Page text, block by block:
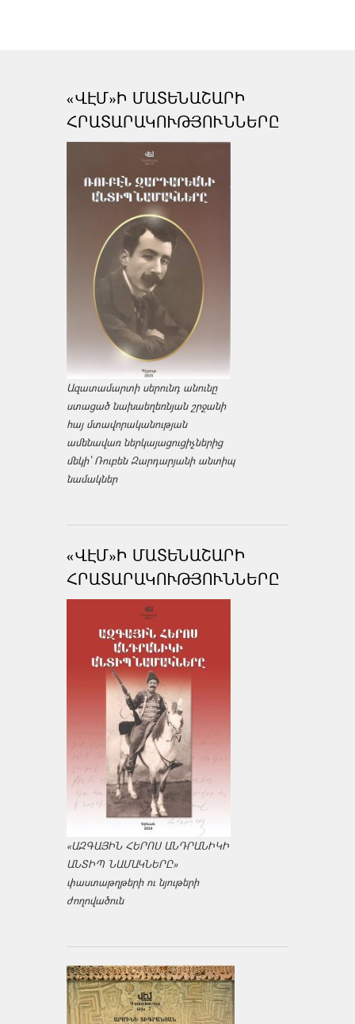
«ՎԷՄ»Ի ՄԱՏԵՆԱՇԱՐԻ
ՀՐԱՏԱՐԱԿՈՒԹՅՈՒՆՆԵՐԸ
Ազատամարտի սերունդ անունը
ստացած նախաեղեռնյան շրջանի
հայ մտավորականության
ամենավառ ներկայացուցիչներից
մեկի՝ Ռուբեն Զարդարյանի անտիպ
նամակներ
«ՎԷՄ»Ի ՄԱՏԵՆԱՇԱՐԻ
ՀՐԱՏԱՐԱԿՈՒԹՅՈՒՆՆԵՐԸ
«ԱԶԳԱՅԻՆ ՀԵՐՈՍ ԱՆԴՐԱՆԻԿԻ
ԱՆՏԻՊ ՆԱՄԱԿՆԵՐԸ»
փաստաթղթերի ու նյութերի
ժողովածուն